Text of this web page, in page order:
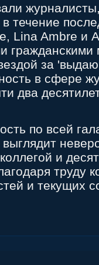
течение
Lina Ambre и
гражданскими
за
в сфере
два
по всей
и
труду
и текущих